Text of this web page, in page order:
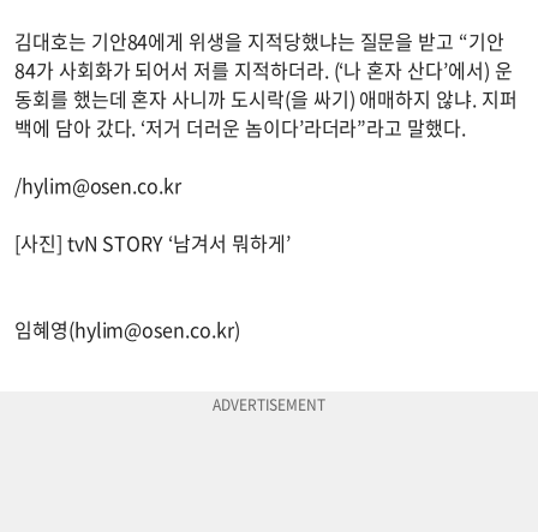
김대호는 기안84에게 위생을 지적당했냐는 질문을 받고 “기안
84가 사회화가 되어서 저를 지적하더라. (‘나 혼자 산다’에서) 운
동회를 했는데 혼자 사니까 도시락(을 싸기) 애매하지 않냐. 지퍼
백에 담아 갔다. ‘저거 더러운 놈이다’라더라”라고 말했다.
/hylim@osen.co.kr
[사진] tvN STORY ‘남겨서 뭐하게’
임혜영(hylim@osen.co.kr)